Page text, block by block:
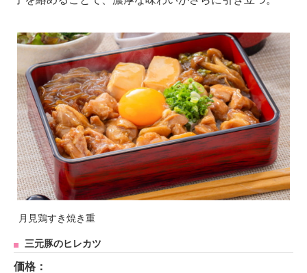
月見鶏すき焼き重
三元豚のヒレカツ
価格：